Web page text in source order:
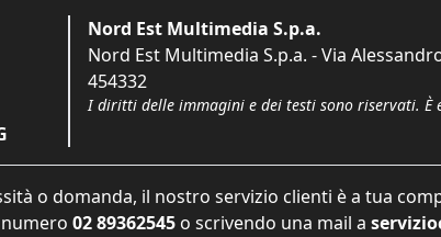
Nord Est Multimedia S.p.a.
Nord Est Multimedia S.p.a. - Via
454332
I diritti delle immagini e dei testi sono riservati. È
o domanda, il nostro servizio clienti è a tua
02 89362545 o scrivendo una mail a